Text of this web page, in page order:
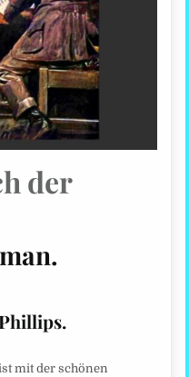
der
mit der schönen